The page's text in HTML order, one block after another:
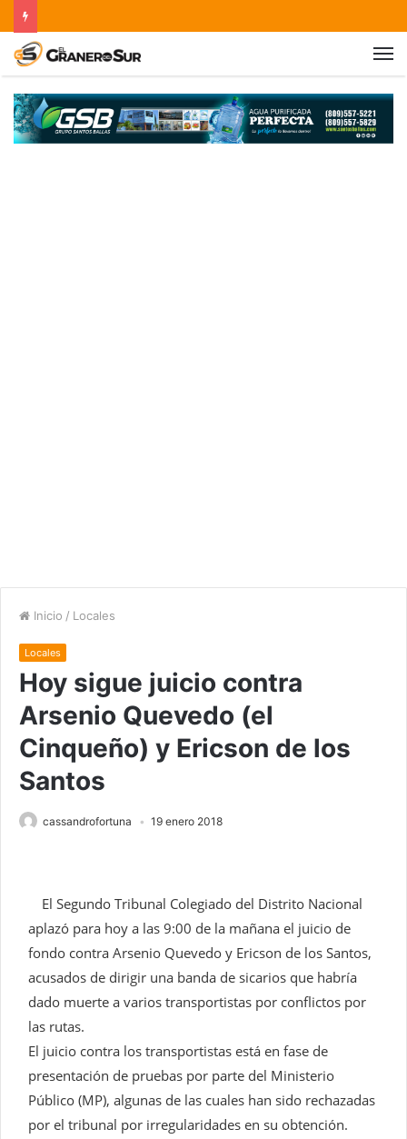
Inicio / Locales
Locales
Hoy sigue juicio contra
Arsenio Quevedo (el
Cinqueño) y Ericson de los
Santos
cassandrofortuna 19 enero 2018
El Segundo Tribunal Colegiado del Distrito Nacional
aplazó para hoy a las 9:00 de la mañana el juicio de
fondo contra Arsenio Quevedo y Ericson de los Santos,
acusados de dirigir una banda de sicarios que habría
dado muerte a varios transportistas por conflictos por
las rutas.
El juicio contra los transportistas está en fase de
presentación de pruebas por parte del Ministerio
Público (MP), algunas de las cuales han sido rechazadas
por el tribunal por irregularidades en su obtención.